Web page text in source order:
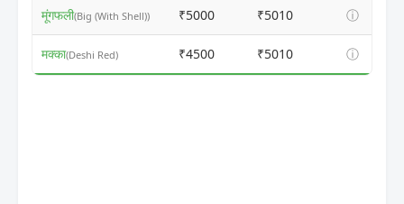
मूंगफली(Big (With Shell)) ₹5000 ₹5010 ⓘ
मक्का(Deshi Red) ₹4500 ₹5010 ⓘ